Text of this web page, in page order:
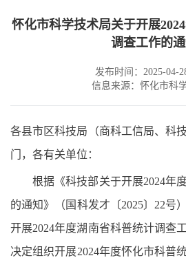
怀化市科学技术局关于开展
调查工作的通
发布时间：2025-04-
信息来源：怀化市科
各县市区科技局（商科工信局、科
门，各有关单位：
根据《科技部关于开展2024年
的通知》（国科发才〔2025〕22号
开展2024年度湖南省科普统计调查
决定组织开展2024年度怀化市科普